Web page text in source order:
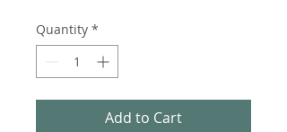
Quantity *
Add to Cart